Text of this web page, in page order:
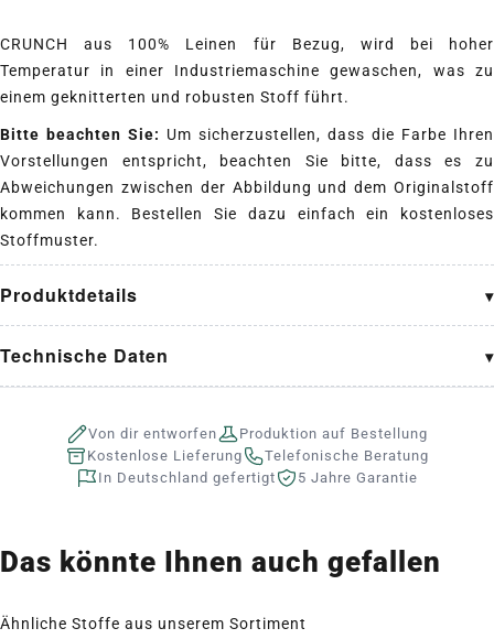
CRUNCH aus 100% Leinen für Bezug, wird bei hoher
Temperatur in einer Industriemaschine gewaschen, was zu
einem geknitterten und robusten Stoff führt.
Bitte beachten Sie: Um sicherzustellen, dass die Farbe Ihren
Vorstellungen entspricht, beachten Sie bitte, dass es zu
Abweichungen zwischen der Abbildung und dem Originalstoff
kommen kann. Bestellen Sie dazu einfach ein kostenloses
Stoffmuster.
Produktdetails
Technische Daten
Von dir entworfen
Produktion auf Bestellung
Kostenlose Lieferung
Telefonische Beratung
In Deutschland gefertigt
5 Jahre Garantie
Das könnte Ihnen auch gefallen
Ähnliche Stoffe aus unserem Sortiment